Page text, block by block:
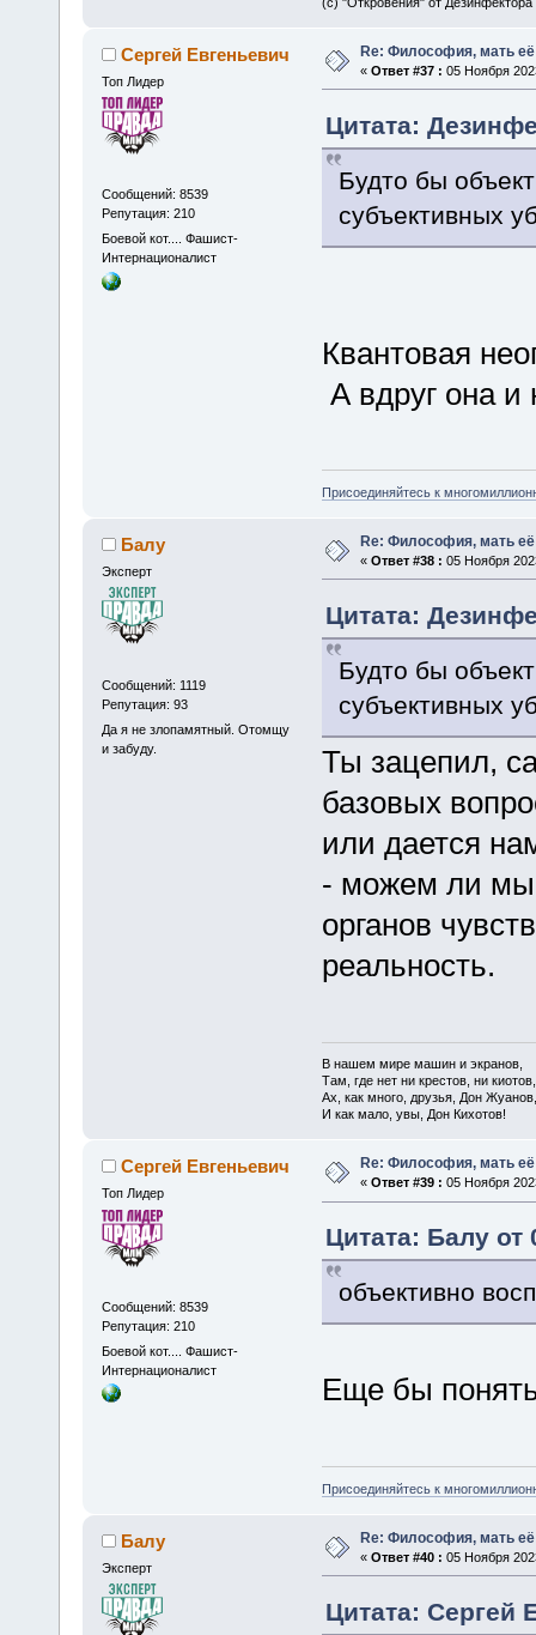
Сергей Евгеньевич
Топ Лидер
Сообщений: 8539
Репутация: 210
Боевой кот.... Фашист-
Интернационалист
Re: Философия, мать её
« Ответ #37 : 05 Ноября
Цитата:
Будто бы
субъективных
Квантовая
А вдруг она и
Присоединяйтесь к
Балу
Эксперт
Сообщений: 1119
Репутация: 93
Да я не злопамятный. Отомщу
и забуду.
Re: Философия, мать её
« Ответ #38 : 05 Ноября
Цитата:
Будто бы
субъективных
Ты зацепил,
базовых
или дается
- можем ли
органов
реальность.
В нашем мире машин и экранов,
Там, где нет ни крестов, ни киотов,
Ах, как много, друзья, Дон Жуанов,
И как мало, увы, Дон Кихотов!
Сергей Евгеньевич
Топ Лидер
Сообщений: 8539
Репутация: 210
Боевой кот.... Фашист-
Интернационалист
Re: Философия, мать её
« Ответ #39 : 05 Ноября
Цитата: Балу от
объективно
Еще бы
Присоединяйтесь к
Балу
Эксперт
Re: Философия, мать её
« Ответ #40 : 05 Ноября
Цитата: Сергей